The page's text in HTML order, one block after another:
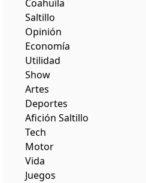
Coahuila
Saltillo
Opinión
Economía
Utilidad
Show
Artes
Deportes
Afición Saltillo
Tech
Motor
Vida
Juegos